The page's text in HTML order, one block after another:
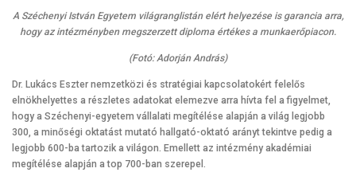
A Széchenyi István Egyetem világranglistán elért helyezése is garancia arra,
hogy az intézményben megszerzett diploma értékes a munkaerőpiacon.
(Fotó: Adorján András)
Dr. Lukács Eszter nemzetközi és stratégiai kapcsolatokért felelős
elnökhelyettes a részletes adatokat elemezve arra hívta fel a figyelmet,
hogy a Széchenyi-egyetem vállalati megítélése alapján a világ legjobb
300, a minőségi oktatást mutató hallgató-oktató arányt tekintve pedig a
legjobb 600-ba tartozik a világon. Emellett az intézmény akadémiai
megítélése alapján a top 700-ban szerepel.